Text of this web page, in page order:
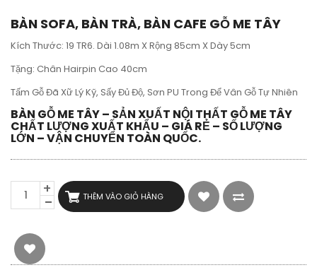
BÀN SOFA, BÀN TRÀ, BÀN CAFE GỖ ME TÂY
Kích Thước: 19 TR6. Dài 1.08m X Rộng 85cm X Dày 5cm
Tặng: Chân Hairpin Cao 40cm
Tấm Gỗ Đã Xữ Lý Kỹ, Sấy Đủ Độ, Sơn PU Trong Để Vân Gỗ Tự Nhiên
BÀN GỖ ME TÂY – SẢN XUẤT NỘI THẤT GỖ ME TÂY
CHẤT LƯỢNG XUẤT KHẨU – GIÁ RẺ – SỐ LƯỢNG
LỚN – VẬN CHUYỂN TOÀN QUỐC.
TRÒN
GỖ
TÂY
KIỂU
TỰ
THÊM VÀO GIỎ HÀNG